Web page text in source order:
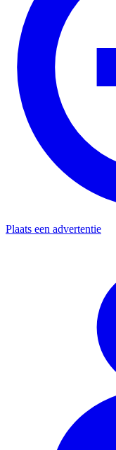
Plaats een advertentie